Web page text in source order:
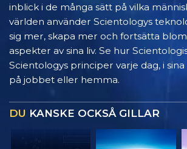
inblick i de många sätt på vilka
världen använder Scientologys
sig mer, skapa mer och fortsätta
aspekter av sina liv. Se hur
Scientologys principer varje dag, i
på jobbet eller hemma.
DU KANSKE OCKSÅ GILLAR